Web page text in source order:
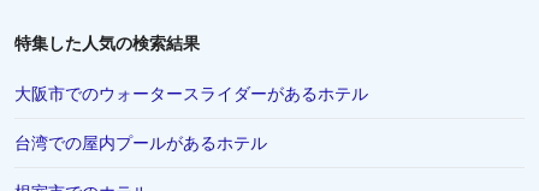
大津市でのホテル
ニューヨークでのホテル
特集した人気の検索結果
大阪市でのウォータースライダーがあるホテル
台湾での屋内プールがあるホテル